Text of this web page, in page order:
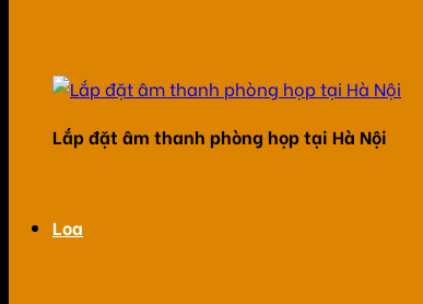
Lắp đặt âm thanh phòng họp tại Hà Nội
Loa